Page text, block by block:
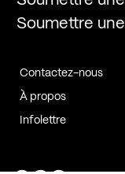
Soumettre
Contactez-nous
À propos
Infolettre